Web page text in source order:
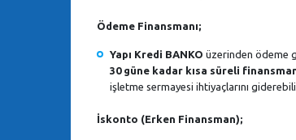
Ödeme Finansmanı;
Yapı Kredi BANKO üzerinden ödeme
30 güne kadar kısa süreli
işletme sermayesi ihtiyaçlarını
İskonto (Erken Finansman);